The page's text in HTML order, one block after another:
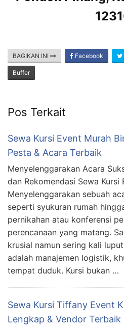
BAGIKAN INI Facebook
Buffer
Pos Terkait
Sewa Kursi Event Murah
Pesta & Acara Terbaik
Menyelenggarakan Acara
dan Rekomendasi Sewa Kursi
Menyelenggarakan sebuah
seperti syukuran rumah
pernikahan atau konferensi
perencanaan yang matang.
krusial namun sering kali
adalah manajemen logistik,
tempat duduk. Kursi bukan …
Sewa Kursi Tiffany Event
Lengkap & Vendor Terbaik